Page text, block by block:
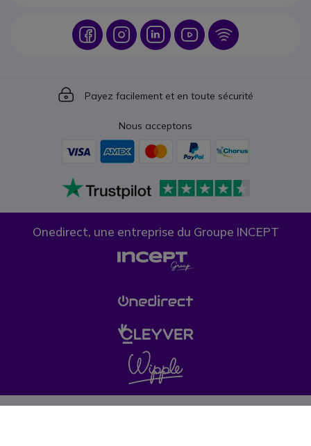
Icon IconIcon Icon Icon
Icon
Payez facilement et en toute sécurité
Nous acceptons
Onedirect, une entreprise du Groupe INCEPT